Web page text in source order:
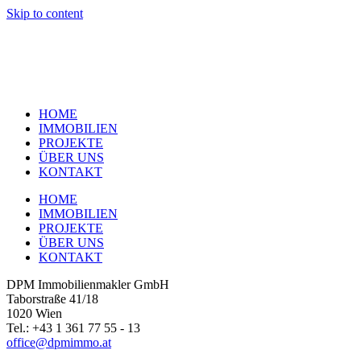
Skip to content
HOME
IMMOBILIEN
PROJEKTE
ÜBER UNS
KONTAKT
HOME
IMMOBILIEN
PROJEKTE
ÜBER UNS
KONTAKT
DPM Immobilienmakler GmbH
Taborstraße 41/18
1020 Wien
Tel.: +43 1 361 77 55 - 13
office@dpmimmo.at